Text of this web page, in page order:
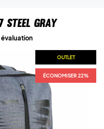
Steel Gray
évaluation
OUTLET
ÉCONOMISER 22%
OUTLET
ÉCONOMISER 22%
OUTLET
ÉCONOMISER 22%